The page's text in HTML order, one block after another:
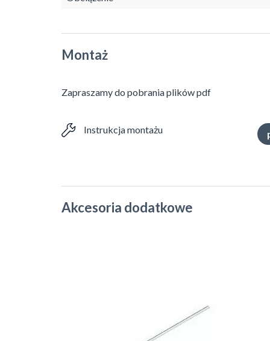
Montaż
Zapraszamy do pobrania plików pdf
Instrukcja montażu
Akcesoria dodatkowe